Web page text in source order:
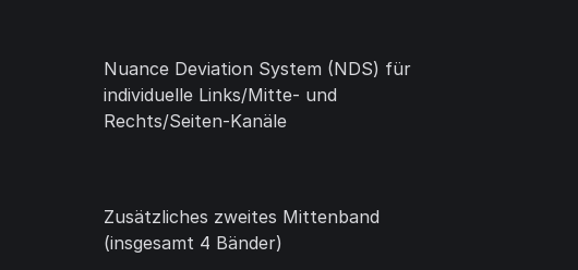
Nuance Deviation System (NDS) für
individuelle Links/Mitte- und
Rechts/Seiten-Kanäle
Zusätzliches zweites Mittenband
(insgesamt 4 Bänder)